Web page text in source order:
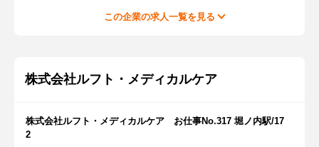
この企業の求人一覧を見る
株式会社ルフト・メディカルケア
株式会社ルフト・メディカルケア お仕事No.317 堀ノ内駅/17
2